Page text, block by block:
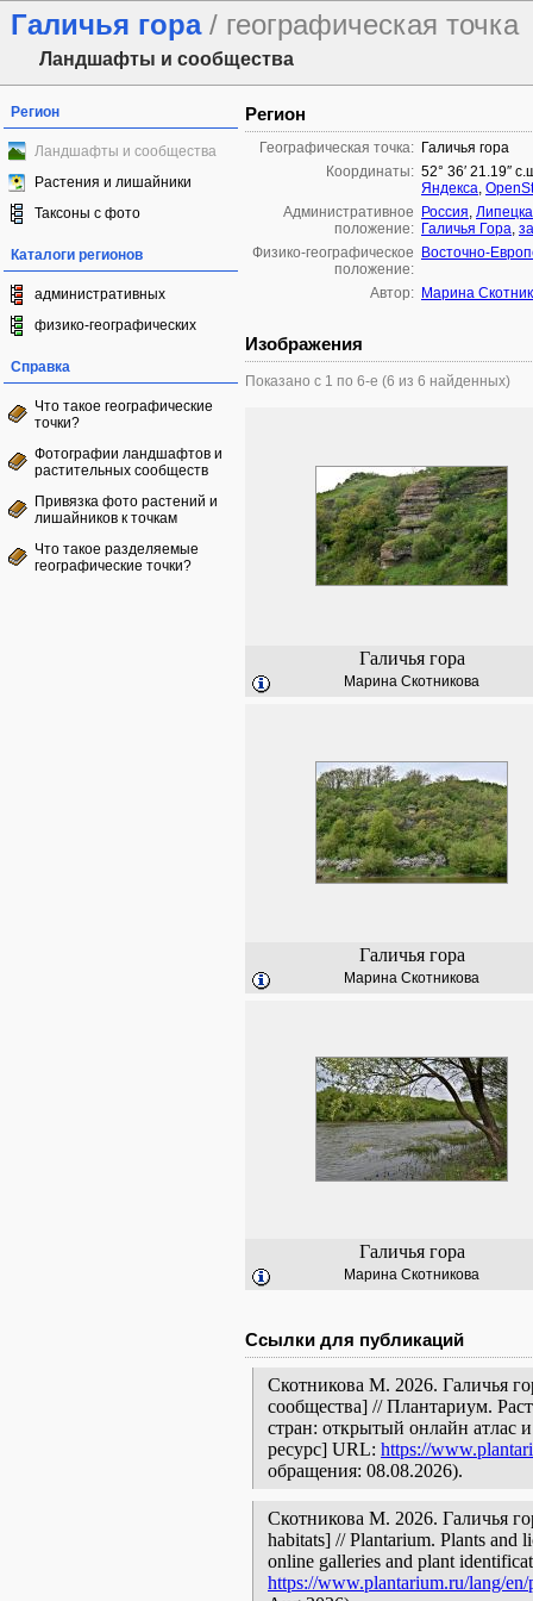
Галичья гора / географическая точка
Ландшафты и сообщества
Регион
Ландшафты и сообщества
Растения и лишайники
Таксоны с фото
Каталоги регионов
административных
физико-географических
Справка
Что такое географические
точки?
Фотографии ландшафтов и
растительных сообществ
Привязка фото растений и
лишайников к точкам
Что такое разделяемые
географические точки?
Регион
Географическая точка: Галичья гора
Координаты: 52° 36′ 21.19″
Яндекса,
Административное
положение:
Россия,
Галичья Гора,
Физико-географическое
положение:
Восточно-
Автор: Марина
Изображения
Показано с 1 по 6-е (6 из 6 найденных)
Галичья гора
Марина Скотникова
Галичья гора
Марина Скотникова
Галичья гора
Марина Скотникова
Ссылки для публикаций
Скотникова М. 2026. Галичья
сообщества] // Плантариум.
стран: открытый онлайн атлас
ресурс] URL: https://
обращения: 08.08.2026).
Скотникова М. 2026. Галичья
habitats] // Plantarium. Plants and
online galleries and plant
https://www.plantarium.ru/lang/